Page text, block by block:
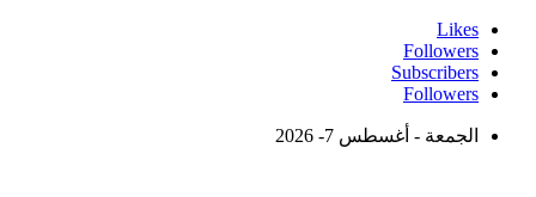
Likes
Followers
Subscribers
Followers
الجمعة - أغسطس 7- 2026